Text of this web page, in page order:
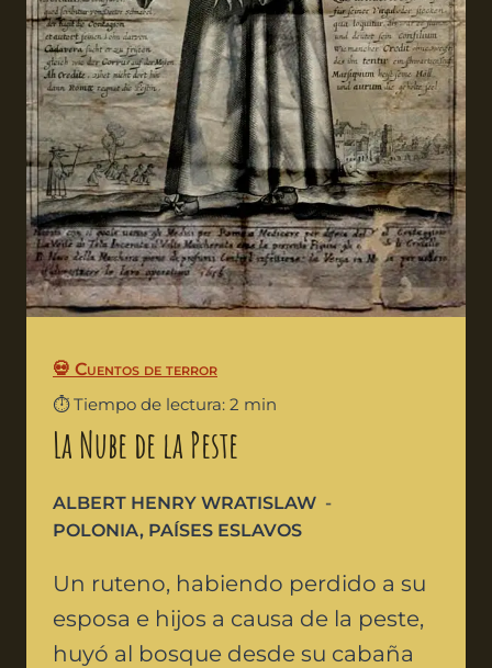
💀 Cuentos de terror
⏱️ Tiempo de lectura: 2 min
La Nube de la Peste
ALBERT HENRY WRATISLAW
POLONIA, PAÍSES ESLAVOS
Un ruteno, habiendo perdido a su
esposa e hijos a causa de la peste,
huyó al bosque desde su cabaña